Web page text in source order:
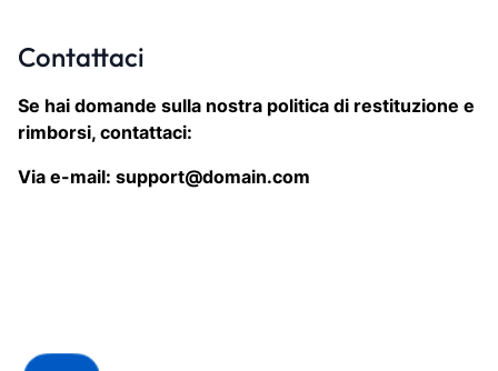
Contattaci
Se hai domande sulla nostra politica di restituzione e
rimborsi, contattaci:
Via e-mail: support@domain.com